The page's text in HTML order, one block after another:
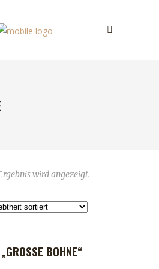
wird angezeigt.
WARENKORB
BOHNE“ N